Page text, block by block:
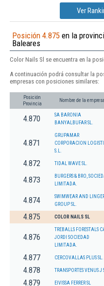
Ver
Posición 4.875 en la
Baleares
Color Nails Sl se encuentra en la
A continuación podrá consultar la
empresas con posiciones similares:
Posición
Provincia
Nombre de la empresa
4.870
SA BARONIA
BANYALBUFAR SL.
4.871
GRUPAMAR
CORPORACION
S.L.
4.872 TIDAL WAVE SL.
4.873
BURGERS & BRO,
LIMITADA.
4.874
SWIMWEAR AND
GROUP SL.
4.875 COLOR NAILS SL
4.876
TREBALLS FORESTALS
JORDI SOCIEDAD
LIMITADA.
4.877 CERCOVALLAS PLUS SL.
4.878 TRANSPORTES VENUS J
4.879 EIVISSA FERRER SL